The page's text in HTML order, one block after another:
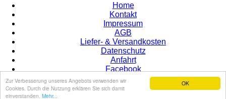
OK
Zur Verbesserung unseres Angebots verwenden wir
Cookies. Durch die Nutzung erklären Sie sich damit
einverstanden. Mehr...
Home
Kontakt
Impressum
AGB
Liefer- & Versandkosten
Datenschutz
Anfahrt
Facebook
© 2015